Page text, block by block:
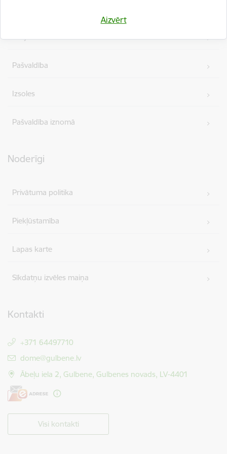
Aizvērt
Projekti
Pašvaldība
Izsoles
Pašvaldība iznomā
Noderīgi
Privātuma politika
Piekļūstamība
Lapas karte
Sīkdatņu izvēles maiņa
Kontakti
+371 64497710
E-pasts:
dome@gulbene.lv
Ābeļu iela 2, Gulbene, Gulbenes novads, LV-4401
Visi kontakti